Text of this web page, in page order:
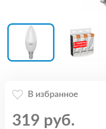
В избранное
319 руб.